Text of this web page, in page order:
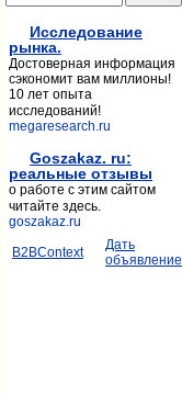
Исследование
рынка.
Достоверная информация
сэкономит вам миллионы!
10 лет опыта
исследований!
megaresearch.ru
Goszakaz. ru:
реальные отзывы
о работе с этим сайтом
читайте здесь.
goszakaz.ru
B2BContext
Дать
объявление